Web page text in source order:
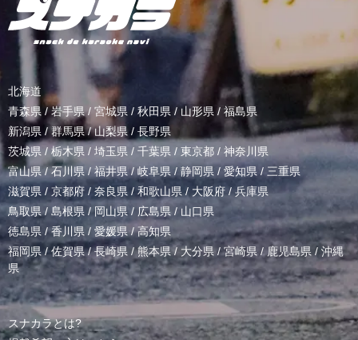
北海道
青森県 / 岩手県/ 宮城県 / 秋田県 / 山形県/ 福島県
新潟県 /群馬県/山梨県 / 長野県
茨城県 / 栃木県 / 埼玉県 / 千葉県 / 東京都 / 神奈川県
富山県 /石川県/福井県/岐阜県 / 静岡県 / 愛知県 / 三重県
滋賀県 / 京都府 / 奈良県 / 和歌山県/ 大阪府 /兵庫県
鳥取県/ 島根県 /岡山県/ 広島県 / 山口県
徳島県 /香川県 / 愛媛県/高知県
福岡県/佐賀県/長崎県 /熊本県/ 大分県/宮崎県 /鹿児島県 / 沖縄
県
スナカラとは?